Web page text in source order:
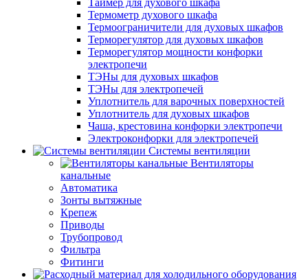
Таймер для духового шкафа
Термометр духового шкафа
Термоограничители для духовых шкафов
Терморегулятор для духовых шкафов
Терморегулятор мощности конфорки
электропечи
ТЭНы для духовых шкафов
ТЭНы для электропечей
Уплотнитель для варочных поверхностей
Уплотнитель для духовых шкафов
Чаша, крестовина конфорки электропечи
Электроконфорки для электропечей
Системы вентиляции
Вентиляторы
канальные
Автоматика
Зонты вытяжные
Крепеж
Приводы
Трубопровод
Фильтра
Фитинги